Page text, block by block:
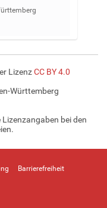
LizenzCC BY 4.0
Württemberg
bei den
Barrierefreiheit